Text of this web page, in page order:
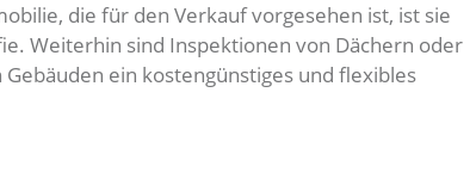
die für den Verkauf vorgesehen ist, ist sie
Weiterhin sind Inspektionen von Dächern oder
ein kostengünstiges und flexibles